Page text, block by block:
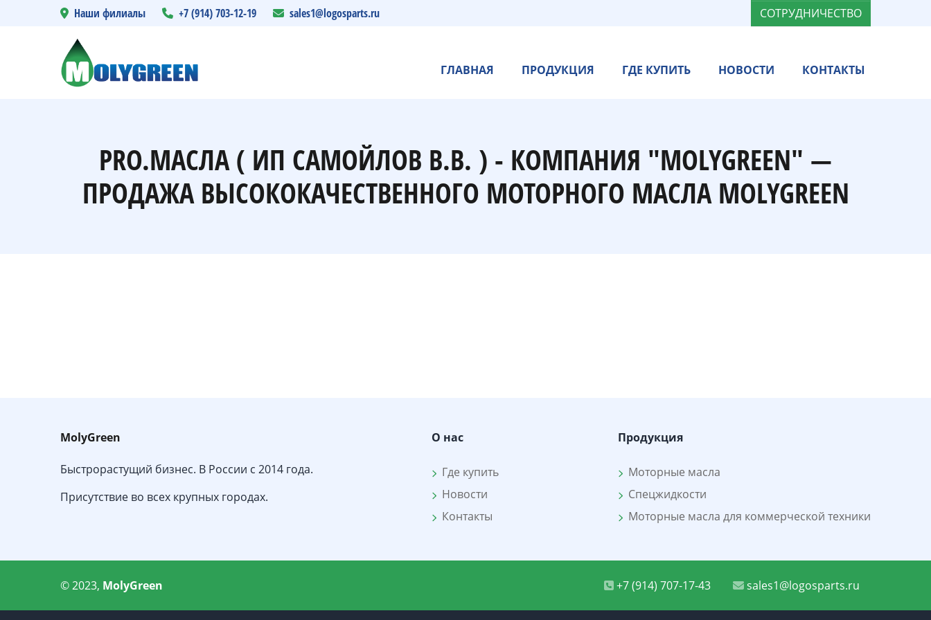
ГЛАВНАЯ ПРОДУКЦИЯ ГДЕ КУПИТЬ НОВОСТИ КОНТАКТЫ
Наши филиалы +7 (914) 703-12-19 sales1@logosparts.ru СОТРУДНИЧЕСТВО
PRO.МАСЛА ( ИП САМОЙЛОВ В.В. ) - КОМПАНИЯ "MOLYGREEN" —
ПРОДАЖА ВЫСОКОКАЧЕСТВЕННОГО МОТОРНОГО МАСЛА MOLYGREEN
MolyGreen
Быстрорастущий бизнес. В России с 2014 года.
Присутствие во всех крупных городах.
О нас
Где купить
Новости
Контакты
Продукция
Моторные масла
Спецжидкости
Моторные масла для коммерческой техники
© 2023, MolyGreen +7 (914) 707-17-43 sales1@logosparts.ru